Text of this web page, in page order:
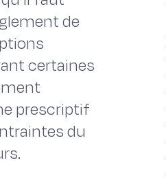
de
certaines
prescriptif
du